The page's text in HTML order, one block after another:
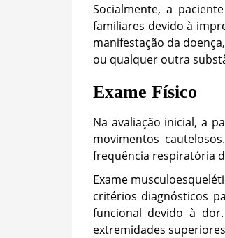
Socialmente, a
familiares devido à
manifestação da
ou qualquer outra
Exame Físico
Na avaliação inicial, a
movimentos
frequência respiratória
Exame
critérios diagnósticos
funcional devido à
extremidades